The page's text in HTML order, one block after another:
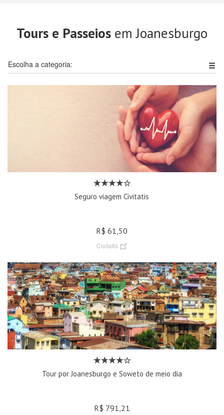
Tours e Passeios em Joanesburgo
Escolha a categoria:
Seguro viagem Civitatis
R$ 61,50
Civitatis
Tour por Joanesburgo e Soweto de meio dia
R$ 791,21